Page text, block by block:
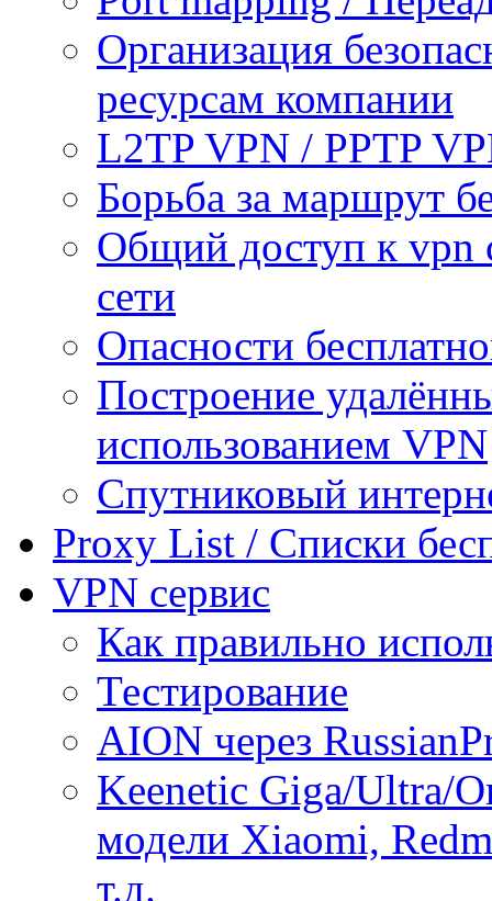
Организация
ресурсам компании
L2TP VPN / PPTP
Борьба за маршрут
Общий доступ к vpn
сети
Опасности
Построение
использованием VPN
Спутниковый
Proxy List / Списки
VPN сервис
Как правильно
Тестирование
AION через
Keenetic Giga/Ultra/
модели Xiaomi,
т.д.